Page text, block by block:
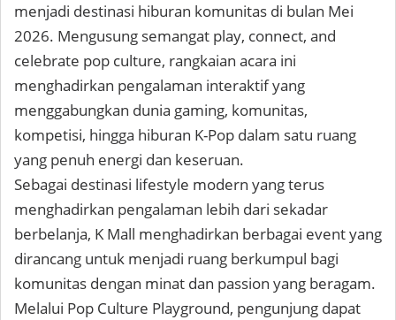
menjadi destinasi hiburan komunitas di bulan Mei
2026. Mengusung semangat play, connect, and
celebrate pop culture, rangkaian acara ini
menghadirkan pengalaman interaktif yang
menggabungkan dunia gaming, komunitas,
kompetisi, hingga hiburan K-Pop dalam satu ruang
yang penuh energi dan keseruan.
Sebagai destinasi lifestyle modern yang terus
menghadirkan pengalaman lebih dari sekadar
berbelanja, K Mall menghadirkan berbagai event yang
dirancang untuk menjadi ruang berkumpul bagi
komunitas dengan minat dan passion yang beragam.
Melalui Pop Culture Playground, pengunjung dapat